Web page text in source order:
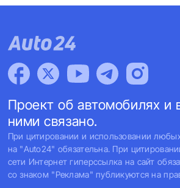
Проект об автомобилях и
ними связано.
При цитировании и использовании
на "Auto24" обязательна. При
сети Интернет гиперссылка на сайт
со знаком "Реклама" публикуются на